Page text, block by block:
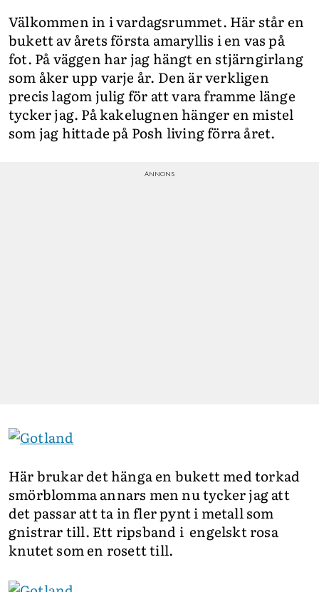
Välkommen in i vardagsrummet. Här står en
bukett av årets första amaryllis i en vas på
fot. På väggen har jag hängt en stjärngirlang
som åker upp varje år. Den är verkligen
precis lagom julig för att vara framme länge
tycker jag. På kakelugnen hänger en mistel
som jag hittade på Posh living förra året.
Här brukar det hänga en bukett med torkad
smörblomma annars men nu tycker jag att
det passar att ta in fler pynt i metall som
gnistrar till. Ett ripsband i engelskt rosa
knutet som en rosett till.